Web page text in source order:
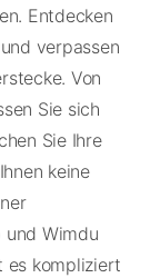
Entdecken
verpassen
Von
Sie sich
Sie Ihre
keine
und Wimdu
es kompliziert